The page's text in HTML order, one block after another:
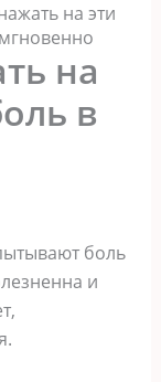
на эти
на
в
боль
и